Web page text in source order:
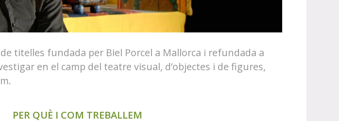
titelles fundada per Biel Porcel a Mallorca i refundada a
en el camp del teatre visual, d’objectes i de figures,
PER QUÈ I COM TREBALLEM